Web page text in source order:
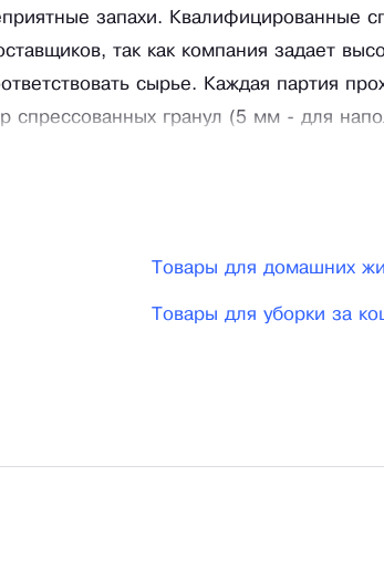
запахи. Квалифицированные
так как компания задает
сырье. Каждая партия
спрессованных гранул (5 мм - для
Товары для домашних
Товары для уборки за